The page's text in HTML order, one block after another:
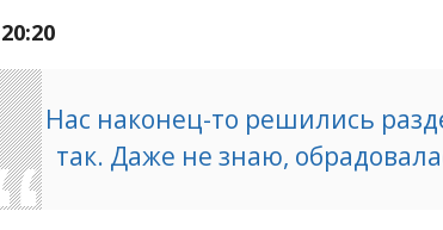
20:20
Нас наконец-то решились
так. Даже не знаю,